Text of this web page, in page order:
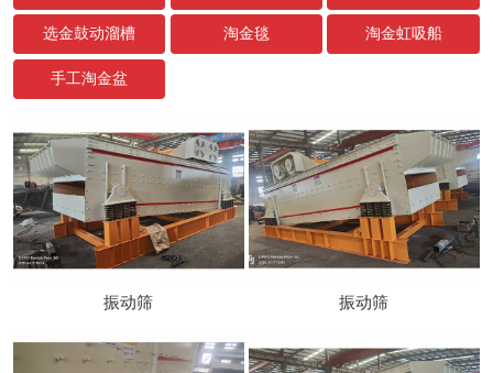
选金鼓动溜槽 淘金毯 淘金虹吸船
手工淘金盆
振动筛 振动筛